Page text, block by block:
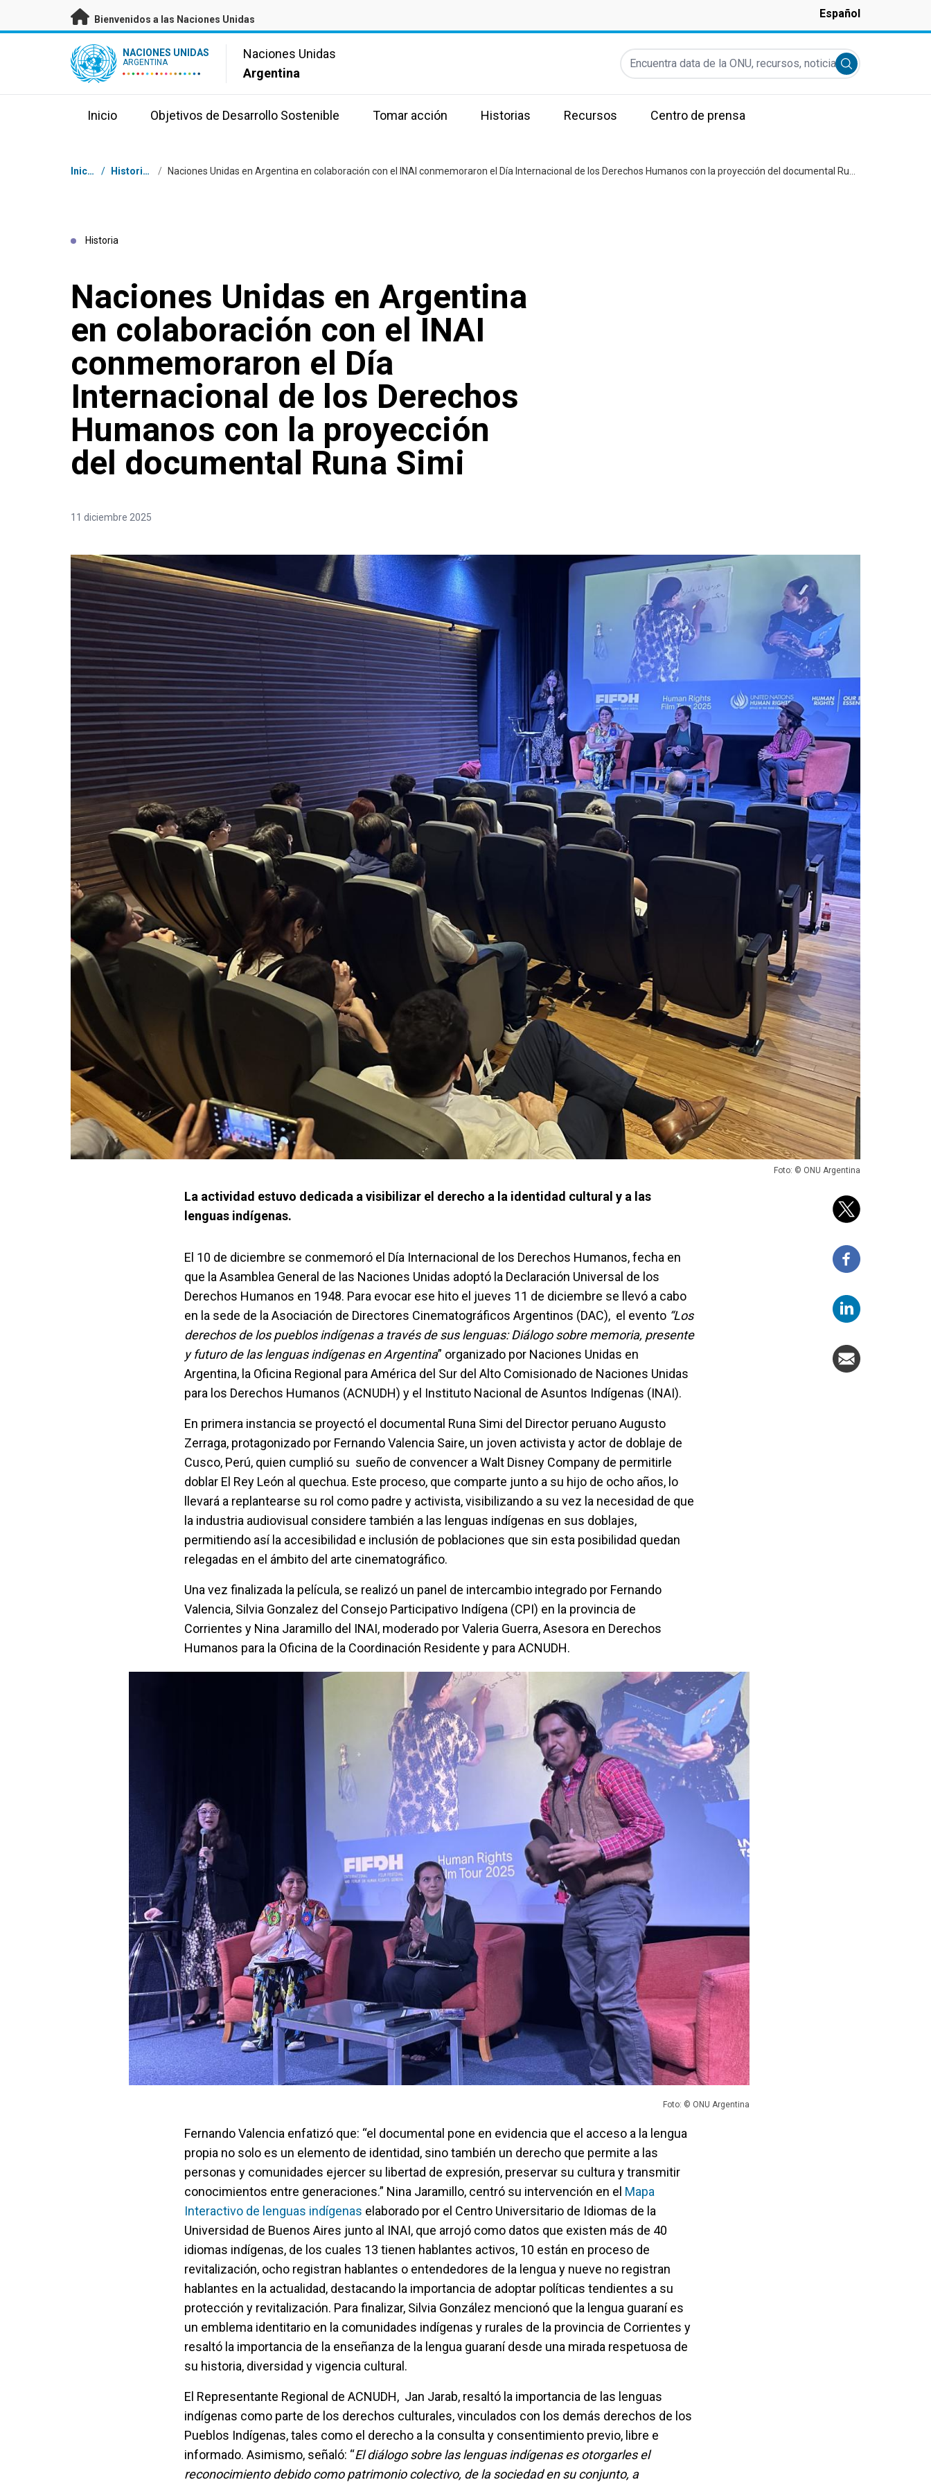
Saltar a contenido principal
Bienvenidos a las Naciones Unidas Español
UN Logo NACIONES UNIDAS
ARGENTINA
Naciones Unidas
Argentina
Encuentra data de la ONU, recursos, noticias y más...
Submit search
Inicio Objetivos de Desarrollo Sostenible Tomar acción Historias Recursos Centro de prensa
Coordenadas dentro de la ruta de navegación
Inicio / Historias /
Historia
Naciones Unidas en Argentina
en colaboración con el INAI
conmemoraron el Día
Internacional de los Derechos
Humanos con la proyección
del documental Runa Simi
11 diciembre 2025
Foto: © ONU Argentina
La actividad estuvo dedicada a visibilizar el derecho a la identidad cultural y a las
lenguas indígenas.
El 10 de diciembre se conmemoró el Día Internacional de los Derechos Humanos, fecha en
que la Asamblea General de las Naciones Unidas adoptó la Declaración Universal de los
Derechos Humanos en 1948. Para evocar ese hito el jueves 11 de diciembre se llevó a cabo
en la sede de la Asociación de Directores Cinematográficos Argentinos (DAC), el evento “Los
derechos de los pueblos indígenas a través de sus lenguas: Diálogo sobre memoria, presente
y futuro de las lenguas indígenas en Argentina” organizado por Naciones Unidas en
Argentina, la Oficina Regional para América del Sur del Alto Comisionado de Naciones Unidas
para los Derechos Humanos (ACNUDH) y el Instituto Nacional de Asuntos Indígenas (INAI).
En primera instancia se proyectó el documental Runa Simi del Director peruano Augusto
Zerraga, protagonizado por Fernando Valencia Saire, un joven activista y actor de doblaje de
Cusco, Perú, quien cumplió su sueño de convencer a Walt Disney Company de permitirle
doblar El Rey León al quechua. Este proceso, que comparte junto a su hijo de ocho años, lo
llevará a replantearse su rol como padre y activista, visibilizando a su vez la necesidad de que
la industria audiovisual considere también a las lenguas indígenas en sus doblajes,
permitiendo así la accesibilidad e inclusión de poblaciones que sin esta posibilidad quedan
relegadas en el ámbito del arte cinematográfico.
Una vez finalizada la película, se realizó un panel de intercambio integrado por Fernando
Valencia, Silvia Gonzalez del Consejo Participativo Indígena (CPI) en la provincia de
Corrientes y Nina Jaramillo del INAI, moderado por Valeria Guerra, Asesora en Derechos
Humanos para la Oficina de la Coordinación Residente y para ACNUDH.
Foto: © ONU Argentina
Fernando Valencia enfatizó que: “el documental pone en evidencia que el acceso a la lengua
propia no solo es un elemento de identidad, sino también un derecho que permite a las
personas y comunidades ejercer su libertad de expresión, preservar su cultura y transmitir
conocimientos entre generaciones.” Nina Jaramillo, centró su intervención en el Mapa
Interactivo de lenguas indígenas elaborado por el Centro Universitario de Idiomas de la
Universidad de Buenos Aires junto al INAI, que arrojó como datos que existen más de 40
idiomas indígenas, de los cuales 13 tienen hablantes activos, 10 están en proceso de
revitalización, ocho registran hablantes o entendedores de la lengua y nueve no registran
hablantes en la actualidad, destacando la importancia de adoptar políticas tendientes a su
protección y revitalización. Para finalizar, Silvia González mencionó que la lengua guaraní es
un emblema identitario en la comunidades indígenas y rurales de la provincia de Corrientes y
resaltó la importancia de la enseñanza de la lengua guaraní desde una mirada respetuosa de
su historia, diversidad y vigencia cultural.
El Representante Regional de ACNUDH, Jan Jarab, resaltó la importancia de las lenguas
indígenas como parte de los derechos culturales, vinculados con los demás derechos de los
Pueblos Indígenas, tales como el derecho a la consulta y consentimiento previo, libre e
informado. Asimismo, señaló: “El diálogo sobre las lenguas indígenas es otorgarles el
reconocimiento debido como patrimonio colectivo, de la sociedad en su conjunto, a